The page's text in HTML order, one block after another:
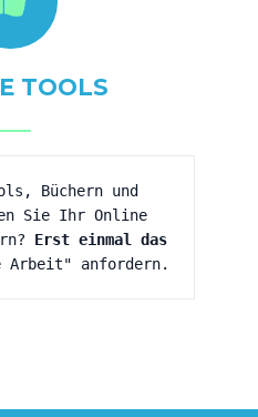
TOOLS
Büchern und
Sie Ihr Online
Erst einmal das
Arbeit" anfordern.